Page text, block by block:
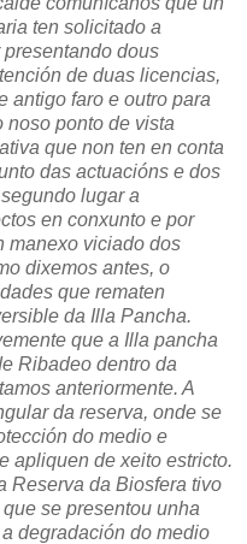
ten solicitado a
dous
de duas licencias,
antigo faro e outro para
noso ponto de vista
que non ten en conta
das actuacións e dos
lugar a
en conxunto e por
manexo viciado dos
dixemos antes, o
que rematen
da Illa Pancha.
que a Illa pancha
Ribadeo dentro da
anteriormente. A
da reserva, onde se
do medio e
apliquen de xeito estricto.
Reserva da Biosfera tivo
se presentou unha
degradación do medio